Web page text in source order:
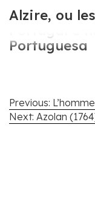
Cartografar
Portuguesa
Alzire, ou
Navegação
de
Previous:
Next: Azolan